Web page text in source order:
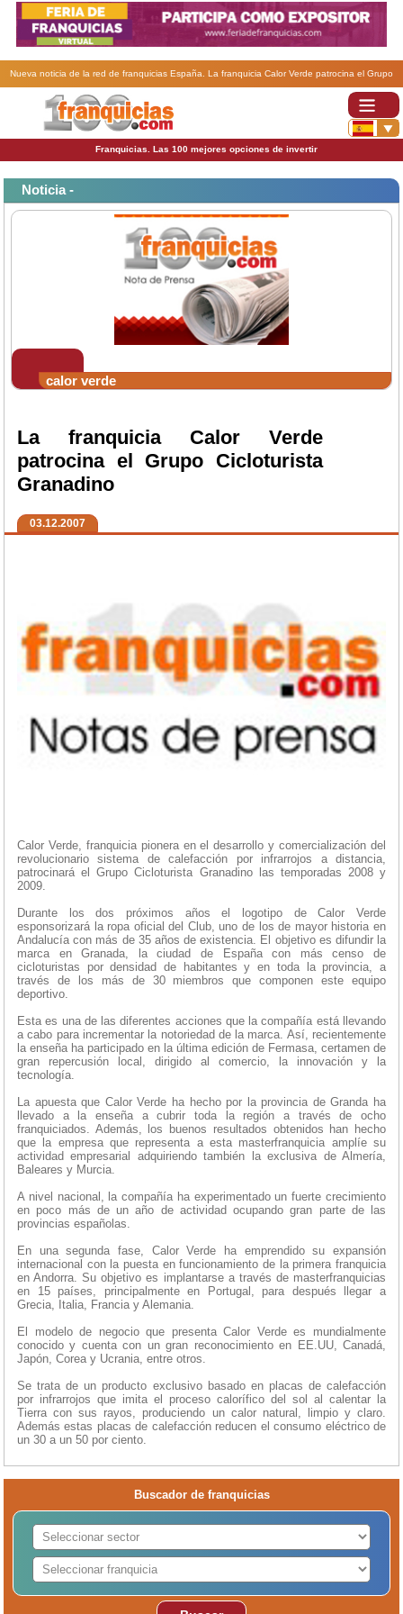
Nueva noticia de la red de franquicias España. La franquicia Calor Verde patrocina el Grupo
Franquicias. Las 100 mejores opciones de invertir
Noticia -
calor verde
La franquicia Calor Verde
patrocina el Grupo Cicloturista
Granadino
03.12.2007
Calor Verde, franquicia pionera en el desarrollo y comercialización del
revolucionario sistema de calefacción por infrarrojos a distancia,
patrocinará el Grupo Cicloturista Granadino las temporadas 2008 y
2009.
Durante los dos próximos años el logotipo de Calor Verde
esponsorizará la ropa oficial del Club, uno de los de mayor historia en
Andalucía con más de 35 años de existencia. El objetivo es difundir la
marca en Granada, la ciudad de España con más censo de
cicloturistas por densidad de habitantes y en toda la provincia, a
través de los más de 30 miembros que componen este equipo
deportivo.
Esta es una de las diferentes acciones que la compañía está llevando
a cabo para incrementar la notoriedad de la marca. Así, recientemente
la enseña ha participado en la última edición de Fermasa, certamen de
gran repercusión local, dirigido al comercio, la innovación y la
tecnología.
La apuesta que Calor Verde ha hecho por la provincia de Granda ha
llevado a la enseña a cubrir toda la región a través de ocho
franquiciados. Además, los buenos resultados obtenidos han hecho
que la empresa que representa a esta masterfranquicia amplíe su
actividad empresarial adquiriendo también la exclusiva de Almería,
Baleares y Murcia.
A nivel nacional, la compañía ha experimentado un fuerte crecimiento
en poco más de un año de actividad ocupando gran parte de las
provincias españolas.
En una segunda fase, Calor Verde ha emprendido su expansión
internacional con la puesta en funcionamiento de la primera franquicia
en Andorra. Su objetivo es implantarse a través de masterfranquicias
en 15 países, principalmente en Portugal, para después llegar a
Grecia, Italia, Francia y Alemania.
El modelo de negocio que presenta Calor Verde es mundialmente
conocido y cuenta con un gran reconocimiento en EE.UU, Canadá,
Japón, Corea y Ucrania, entre otros.
Se trata de un producto exclusivo basado en placas de calefacción
por infrarrojos que imita el proceso calorífico del sol al calentar la
Tierra con sus rayos, produciendo un calor natural, limpio y claro.
Además estas placas de calefacción reducen el consumo eléctrico de
un 30 a un 50 por ciento.
Buscador de franquicias